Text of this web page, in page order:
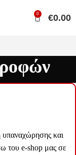
0 €0.00
υπαναχώρησης και
του e-shop μας σε